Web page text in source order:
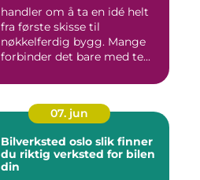
handler om å ta en idé helt
fra første skisse til
nøkkelferdig bygg. Mange
forbinder det bare med te...
07. jun
Bilverksted oslo slik finner
du riktig verksted for bilen
din